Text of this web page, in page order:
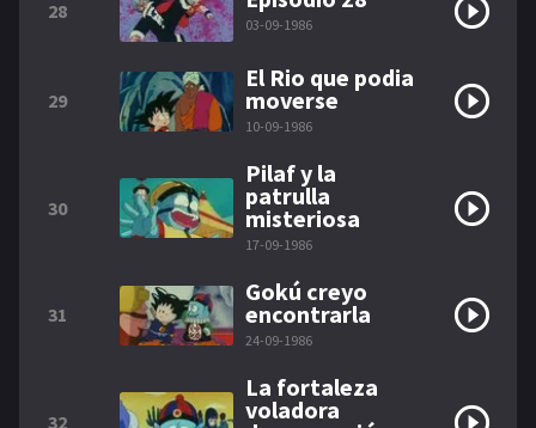
28
03-09-1986
29
El Rio que podia
moverse
10-09-1986
30
Pilaf y la
patrulla
misteriosa
17-09-1986
31
Gokú creyo
encontrarla
24-09-1986
32
La fortaleza
voladora